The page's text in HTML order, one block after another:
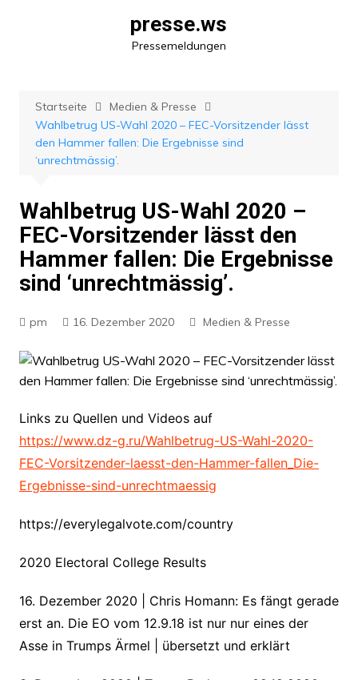
presse.ws
Pressemeldungen
Startseite
Medien & Presse
Wahlbetrug US-Wahl 2020 – FEC-Vorsitzender lässt
den Hammer fallen: Die Ergebnisse sind
‘unrechtmässig’.
Wahlbetrug US-Wahl 2020 –
FEC-Vorsitzender lässt den
Hammer fallen: Die Ergebnisse
sind ‘unrechtmässig’.
pm 16. Dezember 2020 Medien & Presse
Links zu Quellen und Videos auf
https://www.dz-g.ru/Wahlbetrug-US-Wahl-2020-
FEC-Vorsitzender-laesst-den-Hammer-fallen_Die-
Ergebnisse-sind-unrechtmaessig
https://everylegalvote.com/country
2020 Electoral College Results
16. Dezember 2020 | Chris Homann: Es fängt gerade
erst an. Die EO vom 12.9.18 ist nur nur eines der
Asse in Trumps Ärmel | übersetzt und erklärt